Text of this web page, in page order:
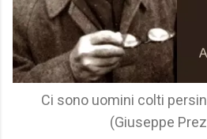
Ci sono uomini colti
(Giuseppe